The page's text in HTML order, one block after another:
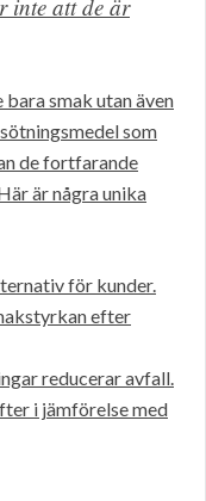
inte att de är
smak utan även
som
de fortfarande
är några unika
för kunder.
efter
reducerar avfall.
i jämförelse med